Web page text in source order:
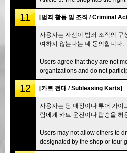
11 [범죄 활동 및 조직 / Criminal
사용자는 자신이 범죄 조직의 구
여하지 않는다는 데 동의합니다.
Users agree that they are not
organizations and do not
12 [카트 전대 / Subleasing Karts]
사용자는 당 매장이나 투어 가이
람에게 카트 운전이나 탑승을 허
Users may not allow others to
designated by the shop or tour